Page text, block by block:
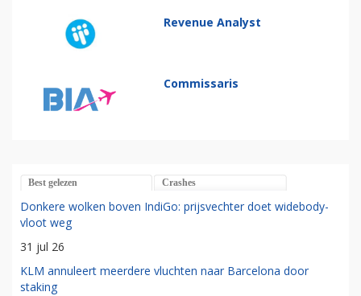
Revenue Analyst
Commissaris
Best gelezen Crashes
Donkere wolken boven IndiGo: prijsvechter doet widebody-
vloot weg
31 jul 26
KLM annuleert meerdere vluchten naar Barcelona door
staking